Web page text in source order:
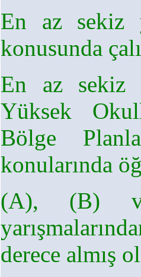
En az sekiz
konusunda
En az sekiz
Yüksek
Bölge
konularında
(A), (B)
derece almış